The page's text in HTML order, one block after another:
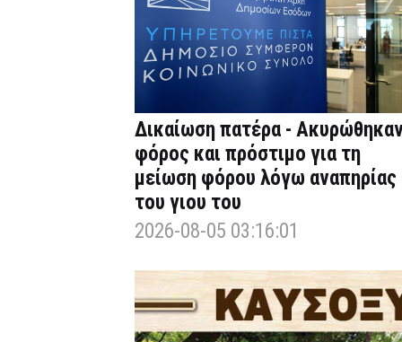
Δικαίωση πατέρα -
φόρος και πρόστιμο για τη
μείωση φόρου λόγω αναπηρίας
του γιου του
2026-08-05 03:16:01